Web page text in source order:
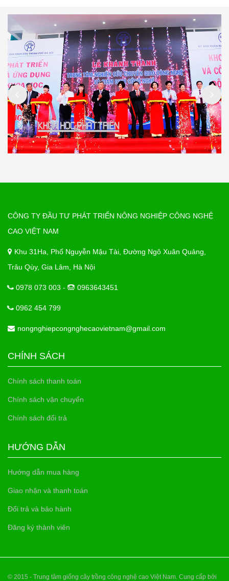
CÔNG TY ĐẦU TƯ PHÁT TRIỂN NÔNG NGHIỆP CÔNG NGHỆ
CAO VIỆT NAM
Khu 31Ha, Phố Nguyễn Mậu Tài, Đường Ngô Xuân Quảng,
Trâu Qùy, Gia Lâm, Hà Nội
0978 073 003 - 0963643451
0962 454 799
nongnghiepcongnghecaovietnam@gmail.com
CHÍNH SÁCH
Chính sách thanh toán
Chính sách vận chuyển
Chính sách đổi trả
HƯỚNG DẪN
Hướng dẫn mua hàng
Giao nhận và thanh toán
Đổi trả và bảo hành
Đăng ký thành viên
© 2015 - Trung tâm giống cây trồng công nghệ cao Việt Nam. Cung cấp bởi